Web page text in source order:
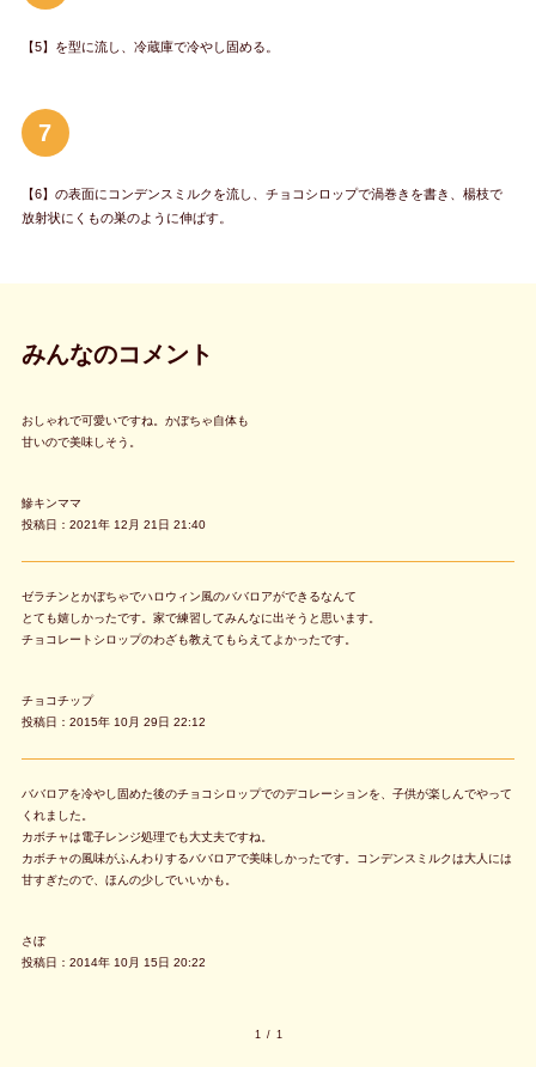
【5】を型に流し、冷蔵庫で冷やし固める。
7
【6】の表面にコンデンスミルクを流し、チョコシロップで渦巻きを書き、楊枝で
放射状にくもの巣のように伸ばす。
みんなのコメント
おしゃれで可愛いですね。かぼちゃ自体も
甘いので美味しそう。
鰺キンママ
投稿日：2021年 12月 21日 21:40
ゼラチンとかぼちゃでハロウィン風のババロアができるなんて
とても嬉しかったです。家で練習してみんなに出そうと思います。
チョコレートシロップのわざも教えてもらえてよかったです。
チョコチップ
投稿日：2015年 10月 29日 22:12
ババロアを冷やし固めた後のチョコシロップでのデコレーションを、子供が楽しんでやって
くれました。
カボチャは電子レンジ処理でも大丈夫ですね。
カボチャの風味がふんわりするババロアで美味しかったです。コンデンスミルクは大人には
甘すぎたので、ほんの少しでいいかも。
さぼ
投稿日：2014年 10月 15日 20:22
1 / 1